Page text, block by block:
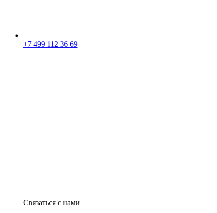
+7 499 112 36 69
Связаться с нами